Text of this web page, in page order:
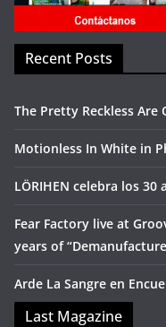
Recent Posts
The Pretty Reckless
Motionless In White in
LÖRIHEN celebra los
Fear Factory live at
years of
Arde La Sangre en
Last Magazine